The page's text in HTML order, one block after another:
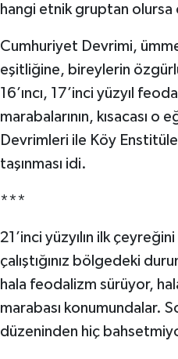
hangi etnik gruptan olursa
Cumhuriyet Devrimi,
eşitliğine, bireylerin
16’ıncı, 17’inci yüzyıl
marabalarının, kısacası o
Devrimleri ile Köy
taşınması idi.
***
21’inci yüzyılın ilk
çalıştığınız bölgedeki
hala feodalizm sürüyor,
marabası konumundalar.
düzeninden hiç